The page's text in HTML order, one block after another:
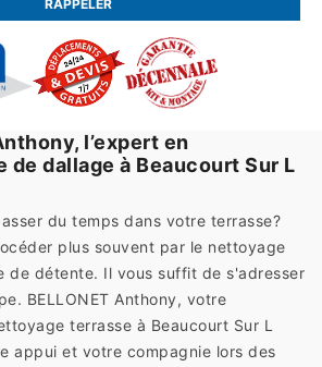
l’expert en
de dallage à Beaucourt Sur L
du temps dans votre terrasse?
plus souvent par le nettoyage
de détente. Il vous suffit de s'adresser
BELLONET Anthony, votre
terrasse à Beaucourt Sur L
appui et votre compagnie lors des